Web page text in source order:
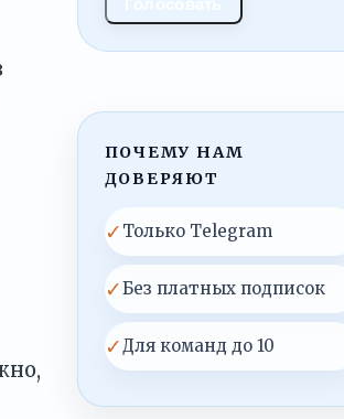
ПОЧЕМУ НАМ
ДОВЕРЯЮТ
✓ Только Telegram
✓Без платных подписок
✓Для команд до 10